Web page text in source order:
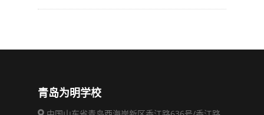
青岛为明学校